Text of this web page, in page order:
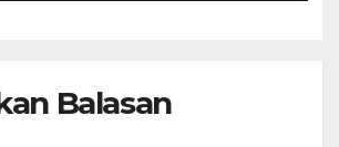
Balasan